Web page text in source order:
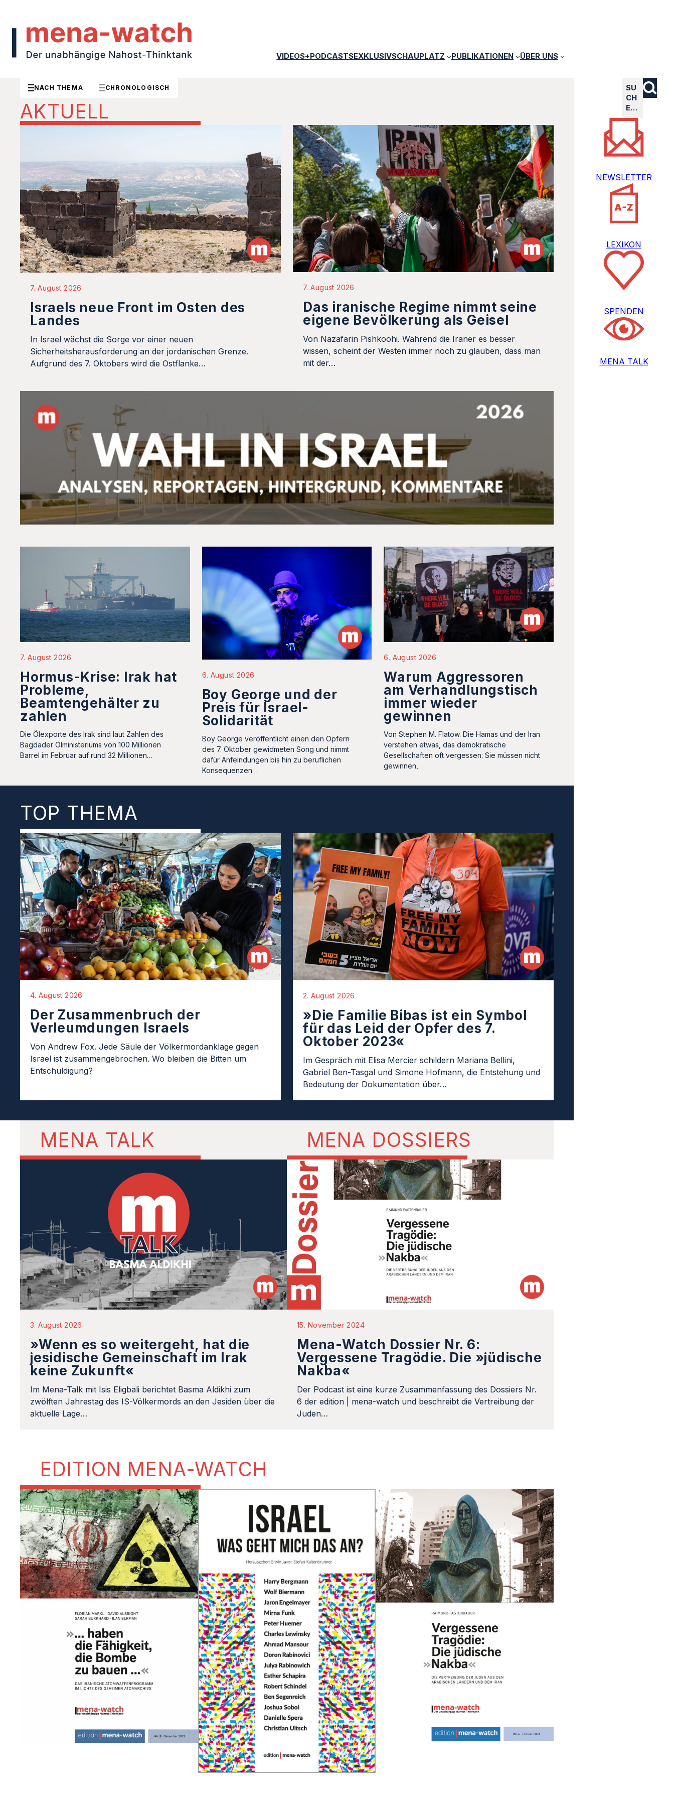
VIDEOS+PODCASTSEXKLUSIVSCHAUPLATZ PUBLIKATIONEN ÜBER UNS
NACH THEMA CHRONOLOGISCH
AKTUELL
7. August 2026
Israels neue Front im Osten des
Landes
In Israel wächst die Sorge vor einer neuen
Sicherheitsherausforderung an der jordanischen Grenze.
Aufgrund des 7. Oktobers wird die Ostflanke…
7. August 2026
Das iranische Regime nimmt seine
eigene Bevölkerung als Geisel
Von Nazafarin Pishkoohi. Während die Iraner es besser
wissen, scheint der Westen immer noch zu glauben, dass man
mit der…
7. August 2026
Hormus-Krise: Irak hat
Probleme,
Beamtengehälter zu
zahlen
Die Ölexporte des Irak sind laut Zahlen des
Bagdader Ölministeriums von 100 Millionen
Barrel im Februar auf rund 32 Millionen…
6. August 2026
Boy George und der
Preis für Israel-
Solidarität
Boy George veröffentlicht einen den Opfern
des 7. Oktober gewidmeten Song und nimmt
dafür Anfeindungen bis hin zu beruflichen
Konsequenzen…
6. August 2026
Warum Aggressoren
am Verhandlungstisch
immer wieder
gewinnen
Von Stephen M. Flatow. Die Hamas und der Iran
verstehen etwas, das demokratische
Gesellschaften oft vergessen: Sie müssen nicht
gewinnen,…
TOP THEMA
4. August 2026
Der Zusammenbruch der
Verleumdungen Israels
Von Andrew Fox. Jede Säule der Völkermordanklage gegen
Israel ist zusammengebrochen. Wo bleiben die Bitten um
Entschuldigung?
2. August 2026
»Die Familie Bibas ist ein Symbol
für das Leid der Opfer des 7.
Oktober 2023«
Im Gespräch mit Elisa Mercier schildern Mariana Bellini,
Gabriel Ben-Tasgal und Simone Hofmann, die Entstehung und
Bedeutung der Dokumentation über…
MENA TALK
3. August 2026
»Wenn es so weitergeht, hat die
jesidische Gemeinschaft im Irak
keine Zukunft«
Im Mena-Talk mit Isis Eligbali berichtet Basma Aldikhi zum
zwölften Jahrestag des IS-Völkermords an den Jesiden über die
aktuelle Lage…
MENA DOSSIERS
15. November 2024
Mena-Watch Dossier Nr. 6:
Vergessene Tragödie. Die »jüdische
Nakba«
Der Podcast ist eine kurze Zusammenfassung des Dossiers Nr.
6 der edition | mena-watch und beschreibt die Vertreibung der
Juden…
EDITION MENA-WATCH
SU
CH
E…
NEWSLETTER
LEXIKON
SPENDEN
MENA TALK